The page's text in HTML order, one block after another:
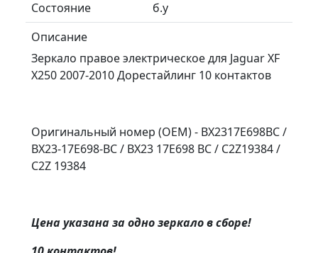
Состояние
б.у
Описание
Зеркало правое электрическое для Jaguar XF
X250 2007-2010 Дорестайлинг 10 контактов
Оригинальный номер (OEM) - BX2317E698BC /
BX23-17E698-BC / BX23 17E698 BC / C2Z19384 /
C2Z 19384
Цена указана за одно зеркало в сборе!